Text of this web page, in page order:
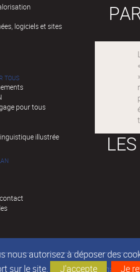
nous autorisez à déposer des
sur le site.
J'accepte Je
logiciels et sites
TOUS
pour tous
illustrée
Mentions légales